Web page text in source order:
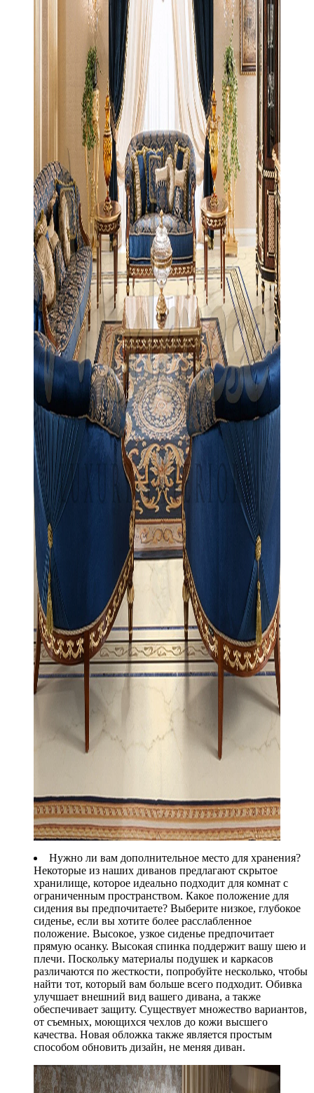
Нужно ли вам дополнительное место для хранения?
Некоторые из наших диванов предлагают скрытое
хранилище, которое идеально подходит для комнат с
ограниченным пространством. Какое положение для
сидения вы предпочитаете? Выберите низкое, глубокое
сиденье, если вы хотите более расслабленное
положение. Высокое, узкое сиденье предпочитает
прямую осанку. Высокая спинка поддержит вашу шею и
плечи. Поскольку материалы подушек и каркасов
различаются по жесткости, попробуйте несколько, чтобы
найти тот, который вам больше всего подходит. Обивка
улучшает внешний вид вашего дивана, а также
обеспечивает защиту. Существует множество вариантов,
от съемных, моющихся чехлов до кожи высшего
качества. Новая обложка также является простым
способом обновить дизайн, не меняя диван.